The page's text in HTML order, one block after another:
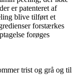
er patenteret af
blive tilført et
forstærkes
forøges
trist og grå og til